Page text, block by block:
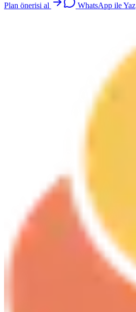
Plan önerisi al WhatsApp ile Yaz